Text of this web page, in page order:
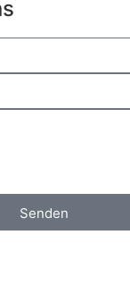
Senden